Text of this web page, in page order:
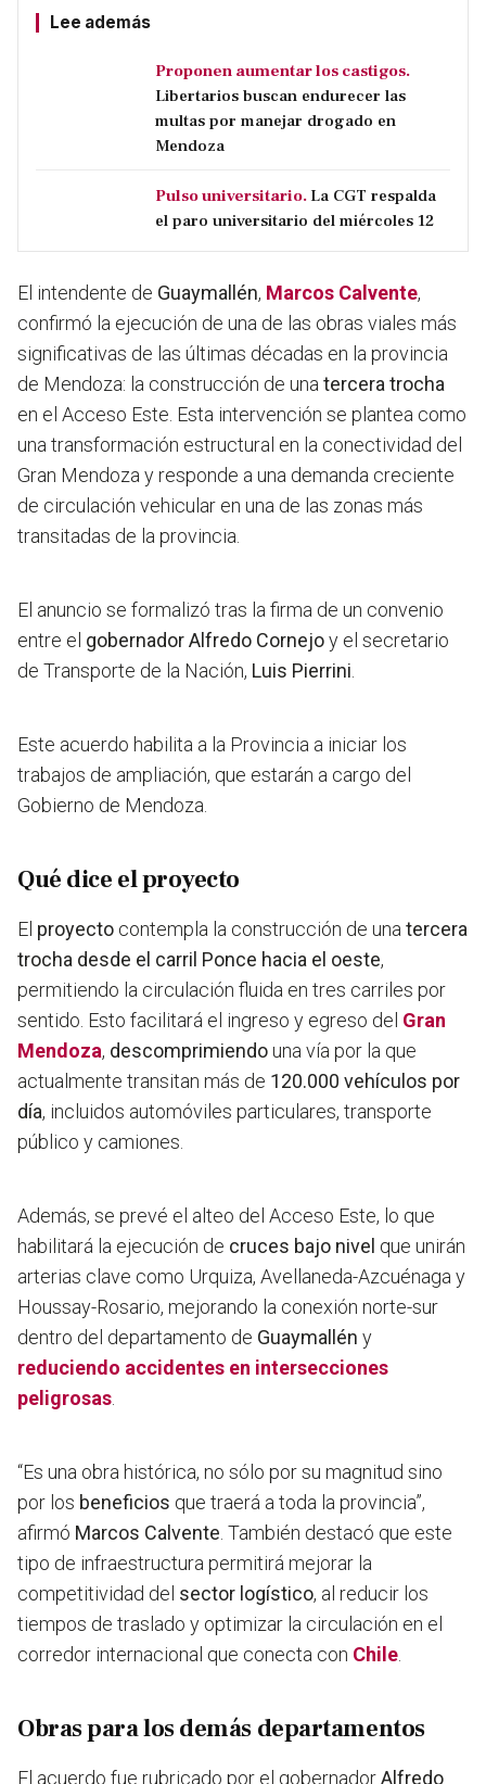
Lee además
Proponen aumentar los castigos.
Libertarios buscan endurecer las
multas por manejar drogado en
Mendoza
Pulso universitario. La CGT respalda
el paro universitario del miércoles 12
El intendente de Guaymallén, Marcos Calvente,
confirmó la ejecución de una de las obras viales más
significativas de las últimas décadas en la provincia
de Mendoza: la construcción de una tercera trocha
en el Acceso Este . Esta intervención se plantea como
una transformación estructural en la conectividad del
Gran Mendoza y responde a una demanda creciente
de circulación vehicular en una de las zonas más
transitadas de la provincia.
El anuncio se formalizó tras la firma de un convenio
entre el gobernador Alfredo Cornejoy el secretario
de Transporte de la Nación, Luis Pierrini
Este acuerdo habilita a la Provincia a iniciar los
trabajos de ampliación, que estarán a cargo del
Gobierno de Mendoza.
Qué dice el proyecto
El proyecto contempla la construcción de una tercera
trocha desde el carril Ponce hacia el oeste,
permitiendo la circulación fluida en tres carriles por
sentido. Esto facilitará el ingreso y egreso del Gran
Mendoza, descomprimiendouna vía por la que
actualmente transitan más de 120.000 vehículos por
día, incluidos automóviles particulares, transporte
público y camiones.
Además, se prevé el alteo del Acceso Este, lo que
habilitará la ejecución de cruces bajo nivel que unirán
arterias clave como Urquiza, Avellaneda-Azcuénaga y
Houssay-Rosario, mejorando la conexión norte-sur
dentro del departamento de Guaymallén y
reduciendo accidentes en intersecciones
peligrosas
“Es una obra histórica, no sólo por su magnitud sino
por los beneficios que traerá a toda la provincia”,
afirmó Marcos Calvente . También destacó que este
tipo de infraestructura permitirá mejorar la
competitividad del sector logístico, al reducir los
tiempos de traslado y optimizar la circulación en el
corredor internacional que conecta con Chile
Obras para los demás departamentos
El acuerdo fue rubricado por el gobernadorAlfredo